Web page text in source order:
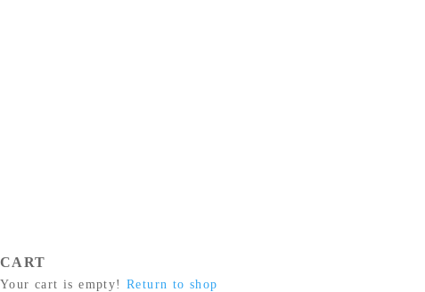
CART
Your cart is empty! Return to shop